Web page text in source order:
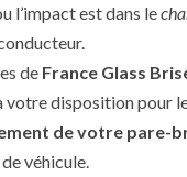
l’impact est dans le
de France Glass
votre disposition pour
de votre pare-
véhicule.